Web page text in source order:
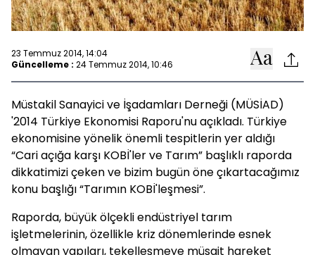
23 Temmuz 2014, 14:04
Güncelleme : 24 Temmuz 2014, 10:46
Müstakil Sanayici ve İşadamları Derneği (MÜSİAD)
'2014 Türkiye Ekonomisi Raporu'nu açıkladı. Türkiye
ekonomisine yönelik önemli tespitlerin yer aldığı
“Cari açığa karşı KOBİ'ler ve Tarım” başlıklı raporda
dikkatimizi çeken ve bizim bugün öne çıkartacağımız
konu başlığı “Tarımın KOBİ'leşmesi”.
Raporda, büyük ölçekli endüstriyel tarım
işletmelerinin, özellikle kriz dönemlerinde esnek
olmayan yapıları, tekelleşmeye müsait hareket